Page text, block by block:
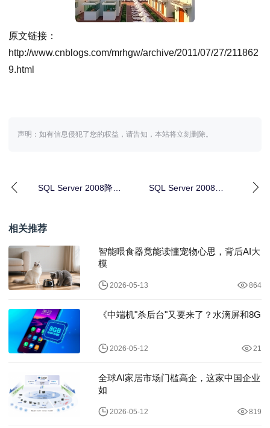
原文链接：
http://www.cnblogs.com/mrhgw/archive/2011/07/27/211862
9.html
声明：如有信息侵犯了您的权益，请告知，本站将立刻删除。
SQL Server 2008降级
SQL Server 2008
相关推荐
智能喂食器竟能读懂宠物心思，背后AI大
模
2026-05-13 864
《中端机"杀后台"又要来了？水滴屏和8G
2026-05-12 21
全球AI家居市场门槛高企，这家中国企业
如
2026-05-12 819